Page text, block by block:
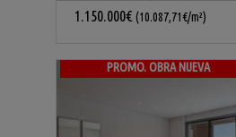
1.150.000€ (10.087,71€/m²)
PROMO. OBRA NUEVA